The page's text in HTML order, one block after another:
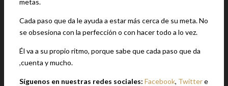
metas.
Cada paso que da le ayuda a estar más cerca de su meta. No
se obsesiona con la perfección o con hacer todo a lo vez.
Él va a su propio ritmo, porque sabe que cada paso que da
,cuenta y mucho.
Síguenos en nuestras redes sociales: Facebook, Twittere